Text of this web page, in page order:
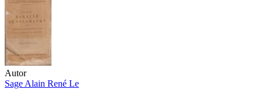
Autor
Sage Alain René Le